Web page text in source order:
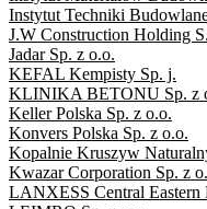
Instytut Techniki
J.W Construction Holding
Jadar Sp. z o.o.
KEFAL Kempisty Sp. j.
KLINIKA BETONU Sp. z
Keller Polska Sp. z o.o.
Konvers Polska Sp. z o.o.
Kopalnie Kruszyw
Kwazar Corporation Sp. z
LANXESS Central Eastern